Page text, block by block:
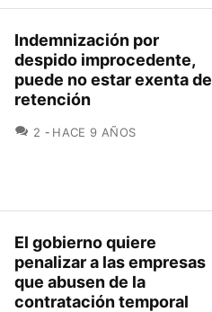
Indemnización por
despido improcedente,
puede no estar exenta de
retención
2 COMENTARIOS
HACE 9 AÑOS
El gobierno quiere
penalizar a las empresas
que abusen de la
contratación temporal